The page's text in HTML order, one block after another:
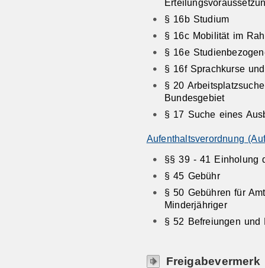
§ 16b Studium
§ 16c Mobilität im
§ 16e
§ 16f Sprachkurse
§ 20
Bundesgebiet
§ 17 Suche eines
Aufenthaltsverordnung
§§ 39 - 41 Einholung
§ 45 Gebühr
§ 50 Gebühren für
Minderjähriger
§ 52 Befreiungen und
Freigabevermerk